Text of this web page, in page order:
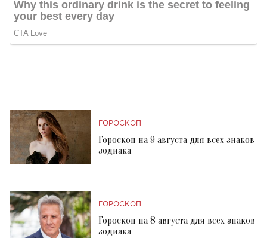
ГОРОСКОП
Гороскоп на 9 августа для всех знаков
зодиака
ГОРОСКОП
Гороскоп на 8 августа для всех знаков
зодиака